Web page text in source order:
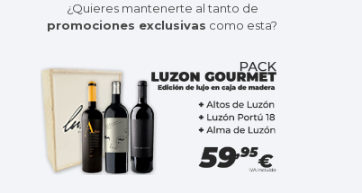
¿Quieres mantenerte al tanto de
promociones exclusivas como esta?